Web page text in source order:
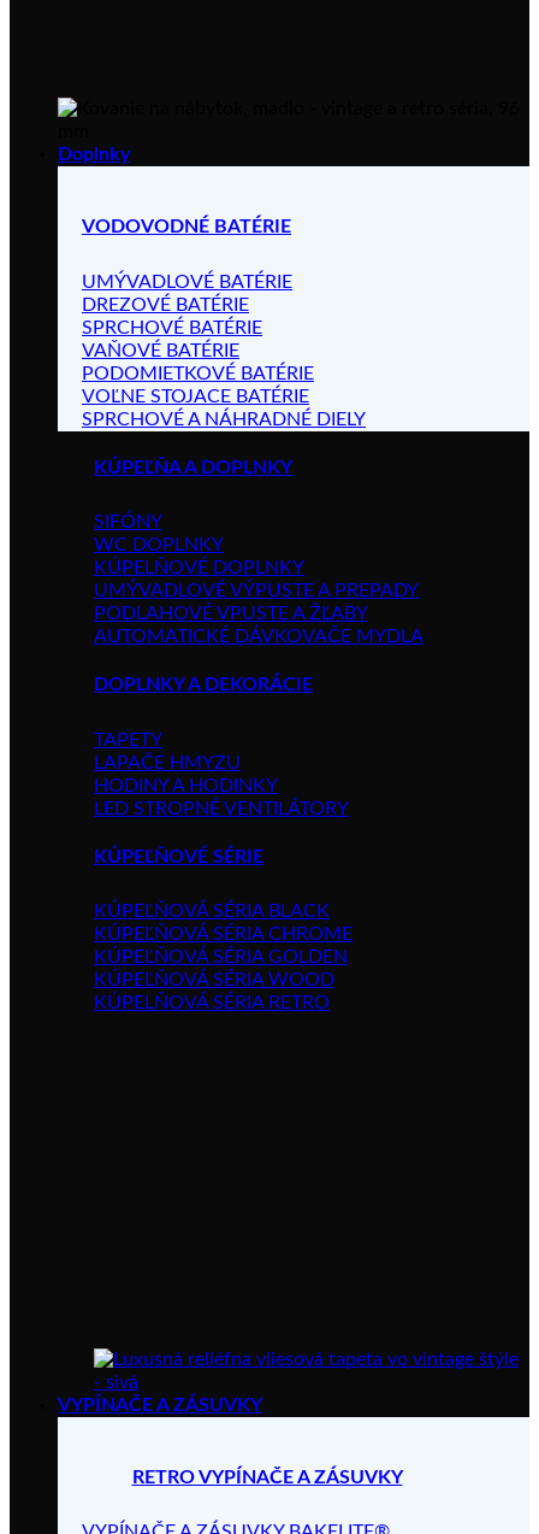
Doplnky
VODOVODNÉ BATÉRIE
UMÝVADLOVÉ BATÉRIE
DREZOVÉ BATÉRIE
SPRCHOVÉ BATÉRIE
VAŇOVÉ BATÉRIE
PODOMIETKOVÉ BATÉRIE
VOĽNE STOJACE BATÉRIE
SPRCHOVÉ A NÁHRADNÉ DIELY
KÚPEĽŇA A DOPLNKY
SIFÓNY
WC DOPLNKY
KÚPELŇOVÉ DOPLNKY
UMÝVADLOVÉ VÝPUSTE A PREPADY
PODLAHOVÉ VPUSTE A ŽĽABY
AUTOMATICKÉ DÁVKOVAČE MYDLA
DOPLNKY A DEKORÁCIE
TAPETY
LAPAČE HMYZU
HODINY A HODINKY
LED STROPNÉ VENTILÁTORY
KÚPEĽŇOVÉ SÉRIE
KÚPEĽŇOVÁ SÉRIA BLACK
KÚPEĽŇOVÁ SÉRIA CHROME
KÚPEĽŇOVÁ SÉRIA GOLDEN
KÚPEĽŇOVÁ SÉRIA WOOD
KÚPELŇOVÁ SÉRIA RETRO
VYPÍNAČE A ZÁSUVKY
RETRO VYPÍNAČE A ZÁSUVKY